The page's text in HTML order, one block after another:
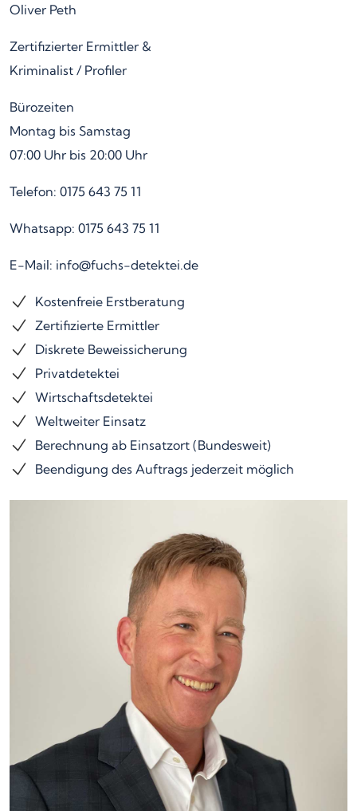
Oliver Peth
Zertifizierter Ermittler &
Kriminalist / Profiler
Bürozeiten
Montag bis Samstag
07:00 Uhr bis 20:00 Uhr
Telefon: 0175 643 75 11
Whatsapp: 0175 643 75 11
E-Mail: info@fuchs-detektei.de
Kostenfreie Erstberatung
Zertifizierte Ermittler
Diskrete Beweissicherung
Privatdetektei
Wirtschaftsdetektei
Weltweiter Einsatz
Berechnung ab Einsatzort (Bundesweit)
Beendigung des Auftrags jederzeit möglich